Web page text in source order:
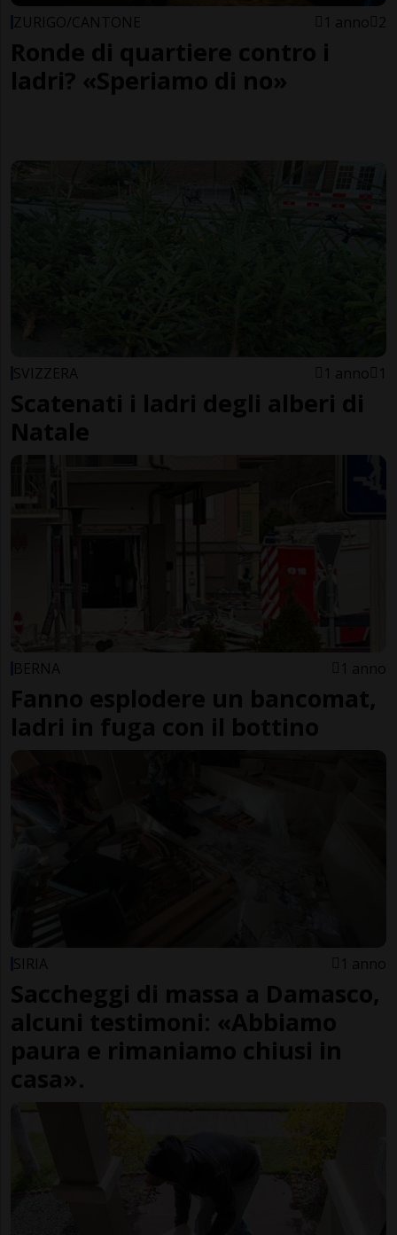
ZURIGO/CANTONE 1 anno 2
Ronde di quartiere contro i
ladri? «Speriamo di no»
SVIZZERA 1 anno 1
Scatenati i ladri degli alberi di
Natale
BERNA 1 anno
Fanno esplodere un bancomat,
ladri in fuga con il bottino
SIRIA 1 anno
Saccheggi di massa a Damasco,
alcuni testimoni: «Abbiamo
paura e rimaniamo chiusi in
casa».